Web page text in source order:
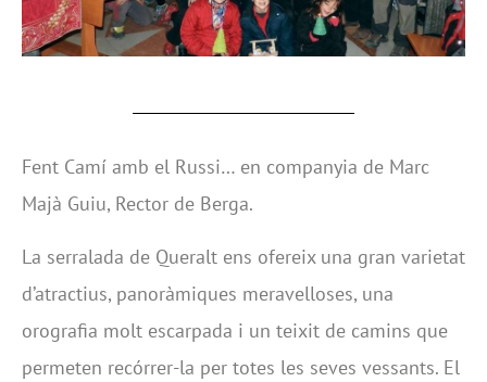
Fent Camí amb el Russi… en companyia de Marc
Majà Guiu, Rector de Berga.
La serralada de Queralt ens ofereix una gran varietat
d’atractius, panoràmiques meravelloses, una
orografia molt escarpada i un teixit de camins que
permeten recórrer-la per totes les seves vessants. El